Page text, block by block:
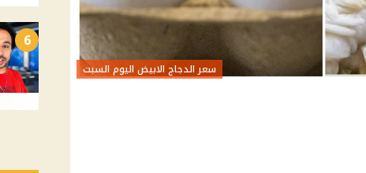
سعر الدجاج الابيض اليوم السبت
6